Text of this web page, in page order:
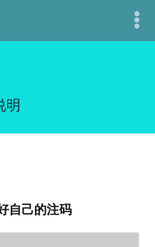
明
自己的注码